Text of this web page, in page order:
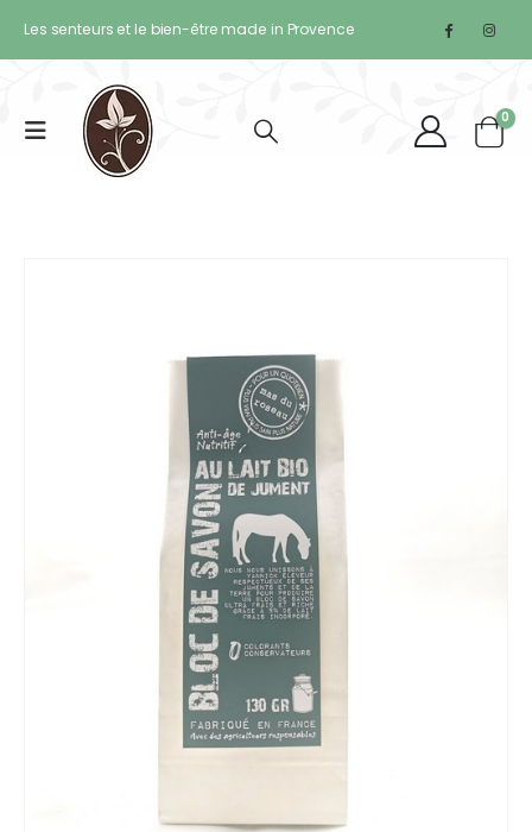
Les senteurs et le bien-être made in Provence
0